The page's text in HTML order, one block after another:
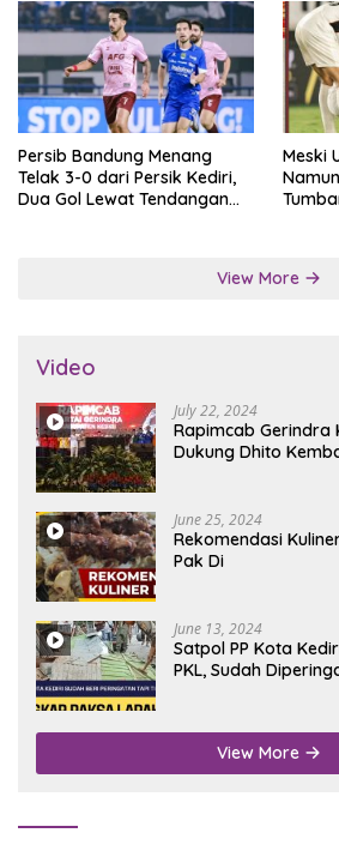
Persib Bandung Menang
Telak 3-0 dari Persik Kediri,
Dua Gol Lewat Tendangan
Meski
View More
Video
July 22, 2024
Rapimcab Gerindra
Dukung Dhito
June 25, 2024
Rekomendasi
Pak Di
June 13, 2024
Satpol PP Kota
PKL, Sudah
View More